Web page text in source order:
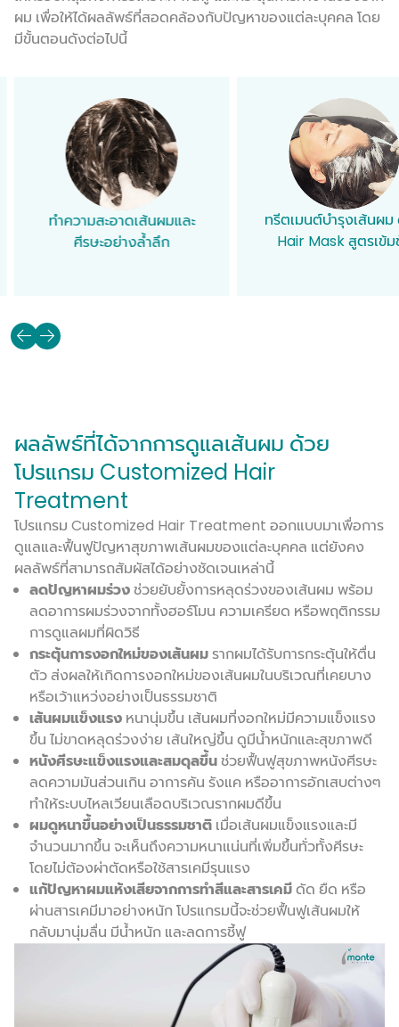
ผม เพื่อให้ได้ผลลัพธ์ที่สอดคล้องกับปัญหาของแต่ละบุคคล โดย
มีขั้นตอนดังต่อไปนี้
ทรีตเมนต์บำรุงเส้นผม ด้วย
Hair Mask สูตรเข้มข้น
ผลักวิตามินและตัวยา
เข้าสู่หนังศีรษะ
ผลลัพธ์ที่ได้จากการดูแลเส้นผม ด้วย
โปรแกรม Customized Hair
Treatment
โปรแกรม Customized Hair Treatment ออกแบบมาเพื่อการ
ดูแลและฟื้นฟูปัญหาสุขภาพเส้นผมของแต่ละบุคคล แต่ยังคง
ผลลัพธ์ที่สามารถสัมผัสได้อย่างชัดเจนเหล่านี้
ลดปัญหาผมร่วงช่วยยับยั้งการหลุดร่วงของเส้นผม พร้อม
ลดอาการผมร่วงจากทั้งฮอร์โมน ความเครียด หรือพฤติกรรม
การดูแลผมที่ผิดวิธี
กระตุ้นการงอกใหม่ของเส้นผมรากผมได้รับการกระตุ้นให้ตื่น
ตัว ส่งผลให้เกิดการงอกใหม่ของเส้นผมในบริเวณที่เคยบาง
หรือเว้าแหว่งอย่างเป็นธรรมชาติ
เส้นผมแข็งแรงหนานุ่มขึ้น เส้นผมที่งอกใหม่มีความแข็งแรง
ขึ้น ไม่ขาดหลุดร่วงง่าย เส้นใหญ่ขึ้น ดูมีน้ำหนักและสุขภาพดี
หนังศีรษะแข็งแรงและสมดุลขึ้นช่วยฟื้นฟูสุขภาพหนังศีรษะ
ลดความมันส่วนเกิน อาการคัน รังแค หรืออาการอักเสบต่างๆ
ทำให้ระบบไหลเวียนเลือดบริเวณรากผมดีขึ้น
ผมดูหนาขึ้นอย่างเป็นธรรมชาติเมื่อเส้นผมแข็งแรงและมี
จำนวนมากขึ้น จะเห็นถึงความหนาแน่นที่เพิ่มขึ้นทั่วทั้งศีรษะ
โดยไม่ต้องผ่าตัดหรือใช้สารเคมีรุนแรง
แก้ปัญหาผมแห้งเสียจากการทำสีและสารเคมีดัด ยืด หรือ
ผ่านสารเคมีมาอย่างหนัก โปรแกรมนี้จะช่วยฟื้นฟูเส้นผมให้
กลับมานุ่มลื่น มีน้ำหนัก และลดการชี้ฟู